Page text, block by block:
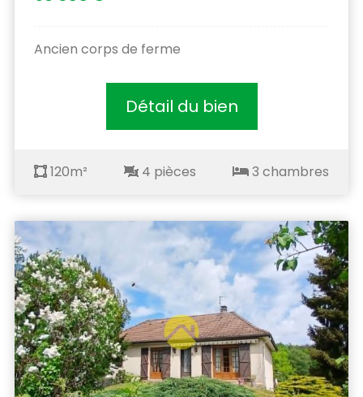
Ancien corps de ferme
Détail du bien
120m² 4 pièces 3 chambres